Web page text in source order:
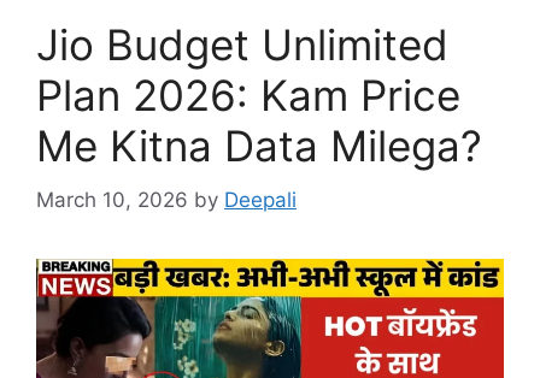
Jio Budget Unlimited
Plan 2026: Kam Price
Me Kitna Data Milega?
March 10, 2026 by Deepali